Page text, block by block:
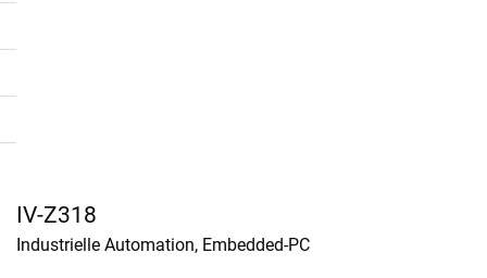
IV-Z318
Industrielle Automation, Embedded-PC